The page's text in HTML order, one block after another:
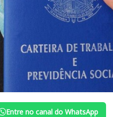
Entre no canal do WhatsApp